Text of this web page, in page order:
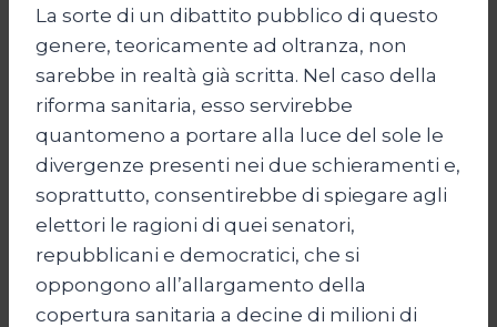
La sorte di un dibattito pubblico di questo
genere, teoricamente ad oltranza, non
sarebbe in realtà già scritta. Nel caso della
riforma sanitaria, esso servirebbe
quantomeno a portare alla luce del sole le
divergenze presenti nei due schieramenti e,
soprattutto, consentirebbe di spiegare agli
elettori le ragioni di quei senatori,
repubblicani e democratici, che si
oppongono all’allargamento della
copertura sanitaria a decine di milioni di